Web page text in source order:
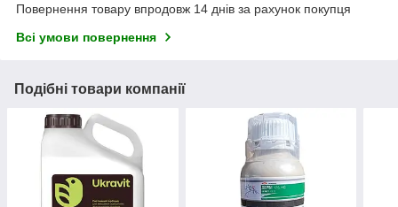
Повернення товару впродовж 14 днів за рахунок покупця
Всі умови повернення
Подібні товари компанії